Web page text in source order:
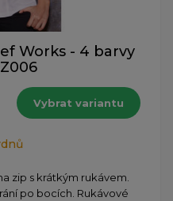
Works - 4 barvy
Vybrat variantu
zip s krátkým rukávem.
po bocích. Rukávové